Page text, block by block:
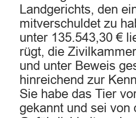
Landgerichts, den
mitverschuldet zu
unter 135.543,30 €
rügt, die
und unter Beweis
hinreichend zur
Sie habe das Tier
gekannt und sei von